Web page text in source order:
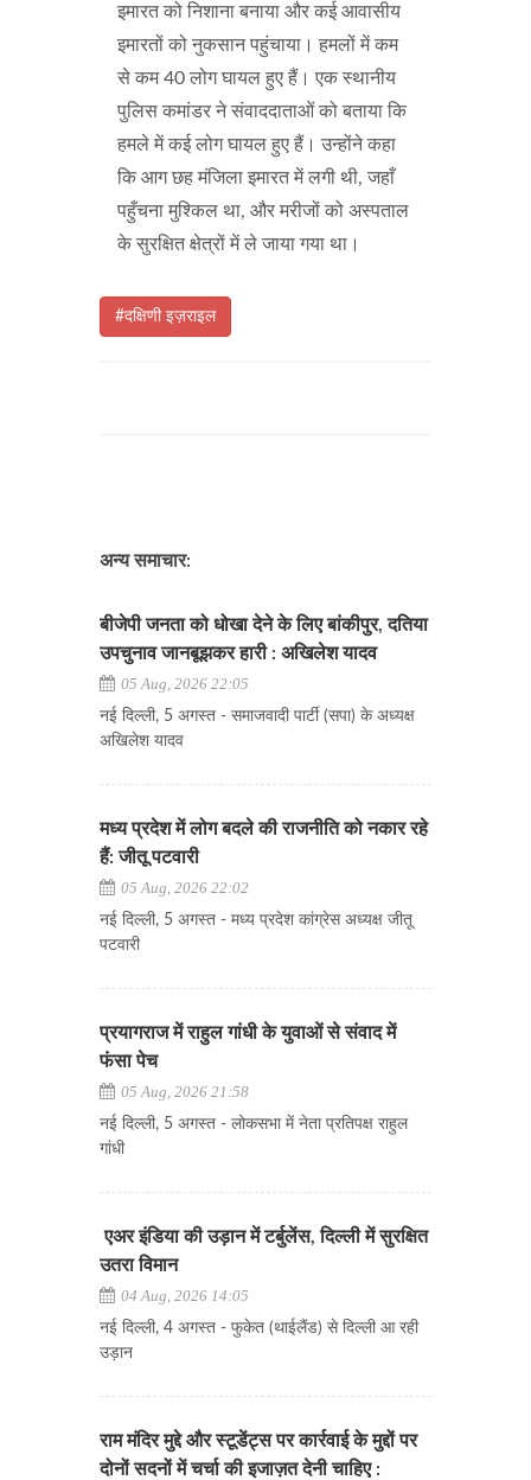
इमारत को निशाना बनाया और कई आवासीय
इमारतों को नुकसान पहुंचाया। हमलों में कम
से कम 40 लोग घायल हुए हैं। एक स्थानीय
पुलिस कमांडर ने संवाददाताओं को बताया कि
हमले में कई लोग घायल हुए हैं। उन्होंने कहा
कि आग छह मंजिला इमारत में लगी थी, जहाँ
पहुँचना मुश्किल था, और मरीजों को अस्पताल
के सुरक्षित क्षेत्रों में ले जाया गया था।
#दक्षिणी इज़राइल
अन्य समाचार:
बीजेपी जनता को धोखा देने के लिए बांकीपुर, दतिया
उपचुनाव जानबूझकर हारी : अखिलेश यादव
05 Aug, 2026 22:05
नई दिल्ली, 5 अगस्त - समाजवादी पार्टी (सपा) के अध्यक्ष
अखिलेश यादव
मध्य प्रदेश में लोग बदले की राजनीति को नकार रहे
हैं: जीतू पटवारी
05 Aug, 2026 22:02
नई दिल्ली, 5 अगस्त - मध्य प्रदेश कांग्रेस अध्यक्ष जीतू
पटवारी
प्रयागराज में राहुल गांधी के युवाओं से संवाद में
फंसा पेच
05 Aug, 2026 21:58
नई दिल्ली, 5 अगस्त - लोकसभा में नेता प्रतिपक्ष राहुल
गांधी
एअर इंडिया की उड़ान में टर्बुलेंस, दिल्ली में सुरक्षित
उतरा विमान
04 Aug, 2026 14:05
नई दिल्ली, 4 अगस्त - फुकेत (थाईलैंड) से दिल्ली आ रही
उड़ान
राम मंदिर मुद्दे और स्टूडेंट्स पर कार्रवाई के मुद्दों पर
दोनों सदनों में चर्चा की इजाज़त देनी चाहिए :